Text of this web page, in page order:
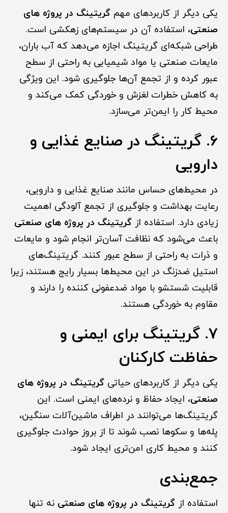
یکی دیگر از کاربردهای مهم گریتینگ در پروژه های
صنعتی، استفاده آن در سیستم‌های زهکشی است.
طراحی شبکه‌ای گریتینگ اجازه می‌دهد که آب باران،
مایعات صنعتی یا مواد شیمیایی به راحتی از سطح
عبور کرده و از تجمع آن‌ها جلوگیری شود. این ویژگی
به کاهش خطرات لغزش و خوردگی کمک می‌کند و
محیط کار را ایمن‌تر می‌سازد.
6. گریتینگ در صنایع غذایی و
دارویی
در محیط‌های حساس مانند صنایع غذایی و دارویی،
رعایت بهداشت و جلوگیری از تجمع آلودگی اهمیت
زیادی دارد. استفاده از گریتینگ در پروژه های صنعتی
باعث می‌شود که نظافت آسان‌تر انجام شود و مایعات
و ذرات به راحتی از سطح عبور کنند. گریتینگ‌های
استیل ضدزنگ در این محیط‌ها بسیار رایج هستند، زیرا
قابلیت شستشو با مواد ضدعفونی کننده را دارند و
مقاوم به خوردگی هستند.
7. گریتینگ برای ایمنی و
حفاظت کارکنان
یکی دیگر از کاربردهای حیاتی گریتینگ در پروژه های
صنعتی، ایجاد حفاظ و نرده‌های ایمنی است. این
گریتینگ‌ها می‌توانند در اطراف ماشین‌آلات سنگین،
پله‌ها و سکوها نصب شوند تا از بروز حوادث جلوگیری
کنند و محیط کاری امن‌تری ایجاد شود.
جمع‌بندی
استفاده از گریتینگ در پروژه های صنعتی نه تنها